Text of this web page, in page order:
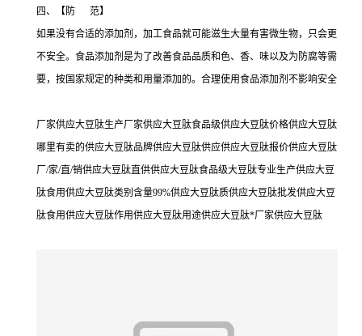
四、【防 范】
如果没有合适的添加剂，加工食品就可能滋生大量有害微生物，只会更
不安全。食品添加剂是为了改善食品品质和色、香、味以及为防腐等需
要，按国家规定的种类和用量添加的。合理使用食品添加剂不影响安全
厂家供应大豆肽生产厂家供应大豆肽食品级供应大豆肽价格供应大豆肽
哪里有卖的供应大豆肽品牌供应大豆肽供应供应大豆肽报价供应大豆肽
厂/家/直/销供应大豆肽直供供应大豆肽食品级大豆肽专业生产供应大豆
肽食用供应大豆肽类别含量99%供应大豆肽质供应大豆肽批发供应大豆
肽食用供应大豆肽作用供应大豆肽用途供应大豆肽*厂家供应大豆肽